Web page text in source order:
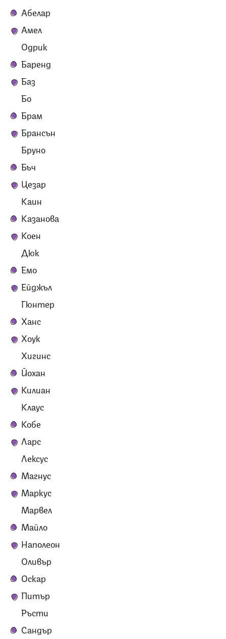
Абелар
Амел
Одрик
Баренд
Баз
Бо
Брам
Брансън
Бруно
Бъч
Цезар
Каин
Казанова
Коен
Дюк
Емо
Ейджъл
Гюнтер
Ханс
Хоук
Хигинс
Йохан
Килиан
Клаус
Кобе
Ларс
Лексус
Магнус
Маркус
Марвел
Майло
Наполеон
Оливър
Оскар
Питър
Ръсти
Сандър